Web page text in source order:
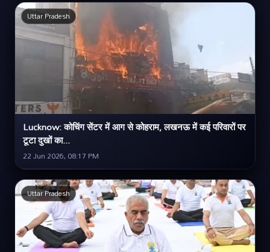
Uttar Pradesh
Lucknow: कोचिंग सेंटर में आग से कोहराम, लखनऊ में कई परिवारों पर
टूटा दुखों का...
22 Jun 2026, 08:17 PM
Uttar Pradesh